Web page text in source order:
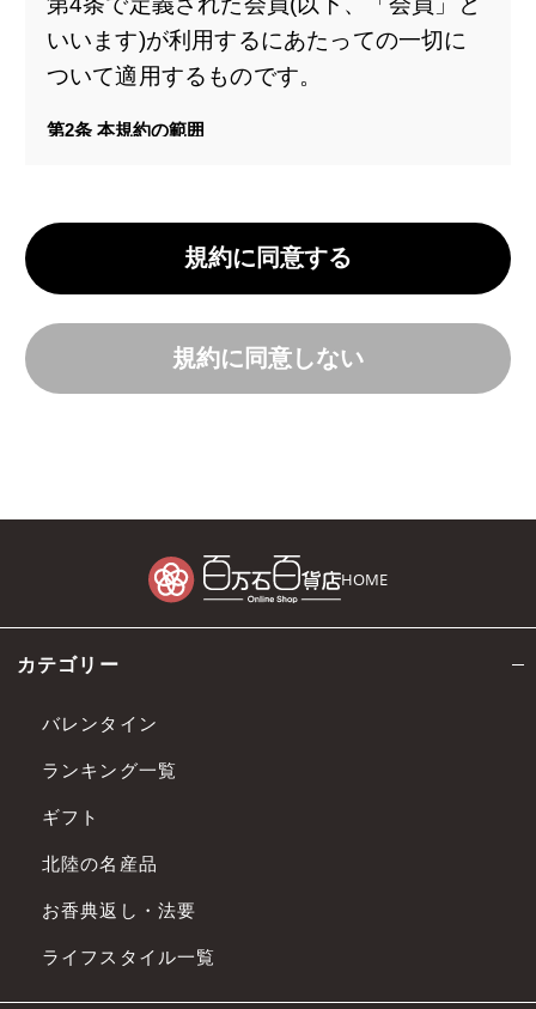
いいます)が利用するにあたっての一切に
ついて適用するものです。
第2条 本規約の範囲
のお届けについて」等の会員サービスに関
等」といいます)、及び今後追加する諸規
定等も、名目の如何にかかわらず、「百万
石百貨店オンラインサービス 会員規約」を
第3条 本規約の変更
本規約の各条項その他の条件は、法令改
正、社会経済情勢の変化、その他相当の事
方法で周知することにより、変更できるも
のとします。
前項の変更は、公表等の際に定める適用開
規約に同意しない
規約に同意する
HOME
カテゴリー
バレンタイン
ランキング一覧
ギフト
北陸の名産品
お香典返し・法要
ライフスタイル一覧